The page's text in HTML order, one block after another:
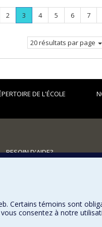
Page
2 Page
3.
Page
Page
4 Page
5 Page
6 Page
7
20 résultats par page
DE L'ÉCOLE
BESOIN D'AIDE?
Certains témoins sont
consentez à notre